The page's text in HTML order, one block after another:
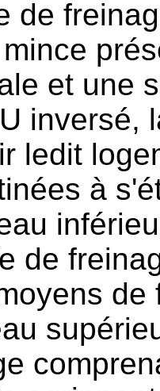
de
et une
inversé,
ledit
à
de